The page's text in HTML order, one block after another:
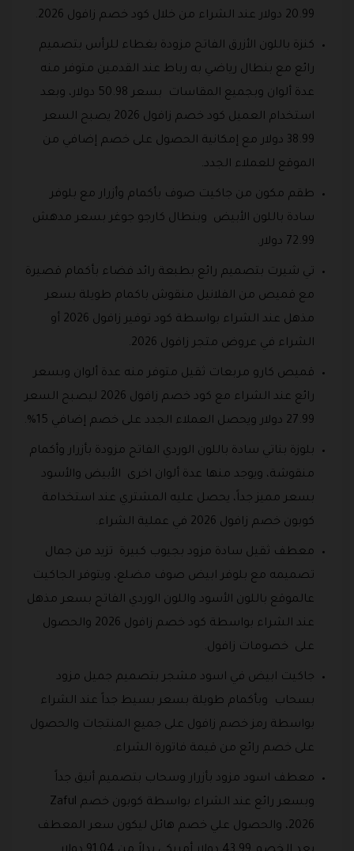
20.99 دولار عند الشراء من خلال كود خصم زافول 2026.
كنزة باللون الأزرق الفاتح مزودة بغطاء للرأس بتصميم
رائع مع بنطال رياضي به رباط عند القدمين متوفر منه
عدة ألوان وبجميع المقاسات بسعر 50.98 دولار، وبعد
استخدام العميل كود خصم زافول 2026 يصبح السعر
38.99 دولار مع إمكانية الحصول على خصم إضافي من
الموقع للعملاء الجدد.
طقم مكون من جاكيت صوف بأكمام وأزرار مع بلوفر
سادة باللون الأبيض وبنطال كارجو جوغر بسعر مدهش
72.99 دولار.
تي شيرت بتصميم رائع بطبعة رائد فضاء بأكمام قصيرة
مع قميص من الفلانيل منقوش باكمام طويلة بسعر
مذهل عند الشراء بواسطة كود توفير زافول 2026 أو
الشراء في عروض متجر زافول 2026.
قميص كارو مربعات ثقيل متوفر منه عدة ألوان وبسعر
رائع عند الشراء مع كود خصم زافول 2026 ليصبح السعر
27.99 دولار ويحصل العملاء الجدد على خصم إضافي 15%.
بلوزة بناتي سادة باللون الوردي الفاتح مزودة بأزرار وأكمام
منقوشة، ويوجد منها عدة ألوان اخرى الأبيض والأسود
بسعر مميز جداً، يحصل عليه المشتري عند استخدامة
كوبون خصم زافول 2026 في عملية الشراء.
معطف ثقيل سادة مزود بجيوب كبيرة تزيد من جمال
تصميمه مع بلوفر ابيض صوف مضلع، ويتوفر الجاكيت
عالموقع باللون الأسود واللون الوردي الفاتح بسعر مذهل
عند الشراء بواسطة كود خصم زافول 2026 والحصول
على خصومات زافول.
جاكيت ابيض في اسود مشجر بتصميم جميل مزود
بسحاب وبأكمام طويلة بسعر بسيط جداً عند الشراء
بواسطة رمز خصم زافول على جميع المنتجات والحصول
على خصم رائع من قيمة فاتورة الشراء.
معطف اسود مزود بأزرار وسحاب بتصميم أنيق جداً
وبسعر رائع عند الشراء بواسطة كوبون خصم Zaful
2026، والحصول علي خصم هائل ليكون سعر المعطف